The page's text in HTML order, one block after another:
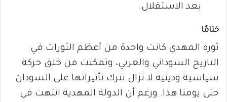
بعد الاستقلال.
ختامًا
ثورة المهدي كانت واحدة من أعظم الثورات في
التاريخ السوداني والعربي، وتمكنت من خلق حركة
سياسية ودينية لا تزال تترك تأثيراتها على السودان
حتى يومنا هذا. ورغم أن الدولة المهدية انتهت في